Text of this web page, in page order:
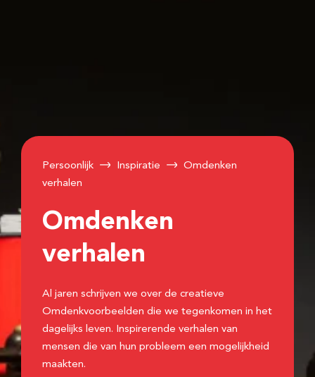
Persoonlijk Inspiratie
Omdenken
verhalen
Omdenken
verhalen
Al jaren schrijven we over de creatieve
Omdenkvoorbeelden die we tegenkomen in het
dagelijks leven. Inspirerende verhalen van
mensen die van hun probleem een mogelijkheid
maakten.